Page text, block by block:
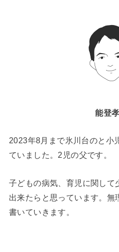
能登
2023年8月まで氷川台のと小
ていました。2児の父です。
子どもの病気、育児に関して
出来たらと思っています。無
書いていきます。